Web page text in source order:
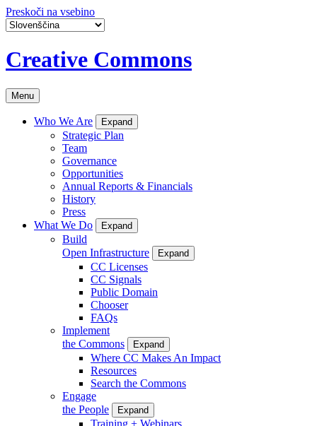
Preskoči na vsebino
Creative Commons
Menu
Who We Are Expand
Strategic Plan
Team
Governance
Opportunities
Annual Reports & Financials
History
Press
What We Do
Expand
Build
Open Infrastructure
Expand
CC Licenses
CC Signals
Public Domain
Chooser
FAQs
Implement
the Commons
Expand
Where CC Makes An Impact
Resources
Search the Commons
Engage
the People
Expand
Training + Webinars